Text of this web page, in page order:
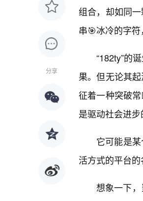
分享
组合，却如同
串🎯冰冷的字
“182ty”的
果。但无论其
征着一种突破
是驱动社会进步
它可能是
活方式的平台的
想象一下